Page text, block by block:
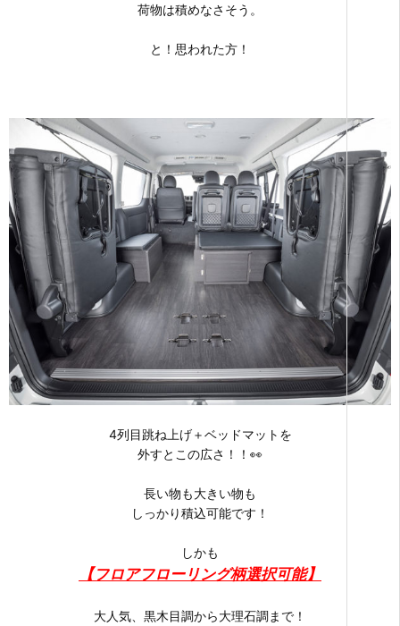
荷物は積めなさそう。
と！思われた方！
4列目跳ね上げ＋ベッドマットを
外すとこの広さ！！👀
長い物も大きい物も
しっかり積込可能です！
しかも
【フロアフローリング柄選択可能】
大人気、黒木目調から大理石調まで！